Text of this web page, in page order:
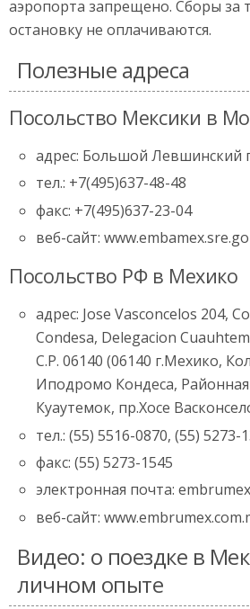
аэропорта запрещено. Сборы за
остановку не оплачиваются.
Полезные адреса
Посольство Мексики в
адрес: Большой Левшинский
тел.: +7(495)637-48-48
факс: +7(495)637-23-04
веб-сайт:
Посольство РФ в Мехико
адрес: Jose Vasconcelos 204,
Condesa, Delegacion
C.P. 06140 (06140 г.Мехико,
Иподромо Кондеса,
Куаутемок, пр.Хосе
тел.: (55) 5516-0870, (55) 5273-
факс: (55) 5273-1545
электронная почта:
веб-сайт:
Видео: о поездке в
личном опыте